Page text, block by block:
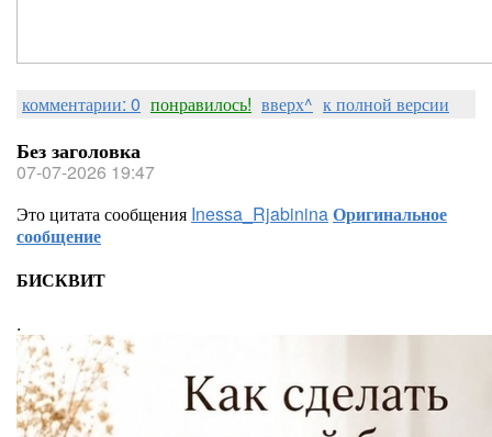
комментарии: 0 понравилось! вверх^ к полной версии
Без заголовка
07-07-2026 19:47
Это цитата сообщения Inessa_RjabininaОригинальное
сообщение
БИСКВИТ
.